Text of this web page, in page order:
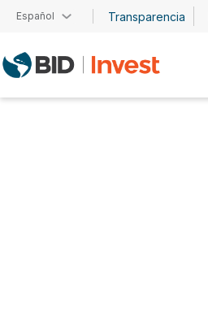
Pasar al contenido principal
Español Transparencia